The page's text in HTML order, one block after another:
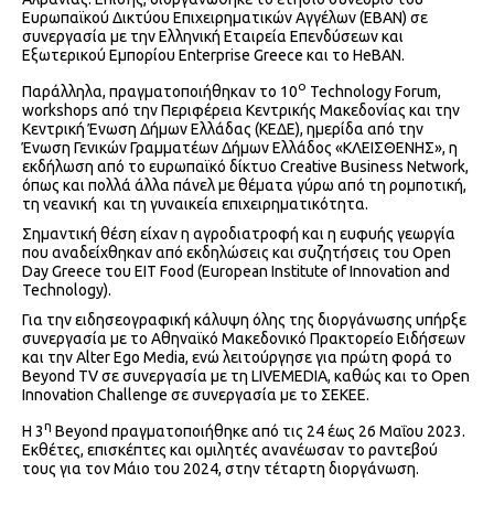
Ευρωπαϊκού Δικτύου Επιχειρηματικών Αγγέλων (EBAN) σε
συνεργασία με την Ελληνική Εταιρεία Επενδύσεων και
Εξωτερικού Εμπορίου Enterprise Greece και το HeBAN.
Παράλληλα, πραγματοποιήθηκαν το 10ο Technology Forum,
workshops από την Περιφέρεια Κεντρικής Μακεδονίας και την
Κεντρική Ένωση Δήμων Ελλάδας (ΚΕΔΕ), ημερίδα από την
Ένωση Γενικών Γραμματέων Δήμων Ελλάδος «ΚΛΕΙΣΘΕΝΗΣ», η
εκδήλωση από το ευρωπαϊκό δίκτυο Creative Business Network,
όπως και πολλά άλλα πάνελ με θέματα γύρω από τη ρομποτική,
τη νεανική και τη γυναικεία επιχειρηματικότητα.
Σημαντική θέση είχαν η αγροδιατροφή και η ευφυής γεωργία
που αναδείχθηκαν από εκδηλώσεις και συζητήσεις του Open
Day Greece του EIT Food (European Institute of Innovation and
Technology).
Για την ειδησεογραφική κάλυψη όλης της διοργάνωσης υπήρξε
συνεργασία με το Αθηναϊκό Μακεδονικό Πρακτορείο Ειδήσεων
και την Alter Ego Media, ενώ λειτούργησε για πρώτη φορά το
Beyond TV σε συνεργασία με τη LIVEMEDIA, καθώς και το Open
Innovation Challenge σε συνεργασία με το ΣΕΚΕΕ.
Η 3η Beyond πραγματοποιήθηκε από τις 24 έως 26 Μαΐου 2023.
Εκθέτες, επισκέπτες και ομιλητές ανανέωσαν το ραντεβού
τους για τον Μάιο του 2024, στην τέταρτη διοργάνωση.